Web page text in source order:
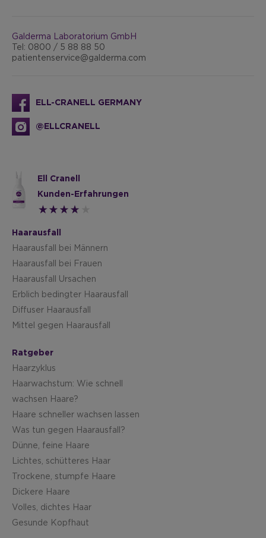
Galderma Laboratorium GmbH
Tel: 0800 / 5 88 88 50
patientenservice@galderma.com
ELL-CRANELL GERMANY
@ELLCRANELL
Ell Cranell
Kunden-Erfahrungen
Haarausfall
Haarausfall bei Männern
Haarausfall bei Frauen
Haarausfall Ursachen
Erblich bedingter Haarausfall
Diffuser Haarausfall
Mittel gegen Haarausfall
Ratgeber
Haarzyklus
Haarwachstum: Wie schnell
wachsen Haare?
Haare schneller wachsen lassen
Was tun gegen Haarausfall?
Dünne, feine Haare
Lichtes, schütteres Haar
Trockene, stumpfe Haare
Dickere Haare
Volles, dichtes Haar
Gesunde Kopfhaut